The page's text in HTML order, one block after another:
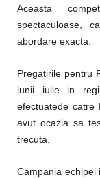
Aceasta
spectaculoase,
abordare exacta.
Pregatirile pentru
lunii iulie in
efectuatede catre
avut ocazia sa
trecuta.
Campania echipei